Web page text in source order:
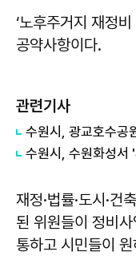
‘노후주거지 재정
공약사항이다.
관련기사
수원시, 광교호수공
수원시, 수원화성서
재정·법률·도시·
된 위원들이 정비
통하고 시민들이